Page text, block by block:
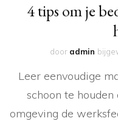
4 tips om je
door admin
Leer eenvoudige
schoon te houden
omgeving de